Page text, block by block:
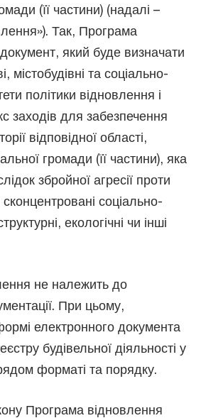
(її частини) (надалі –
Так, Програма
який буде визначати
містобудівні та соціально-
політики відновлення і
заходів для забезпечення
відповідної області,
громади (її частини), яка
збройної агресії проти
соціально-
екологічні чи інші
не належить до
При цьому,
електронного документа
будівельної діяльності у
форматі та порядку.
Програма відновлення